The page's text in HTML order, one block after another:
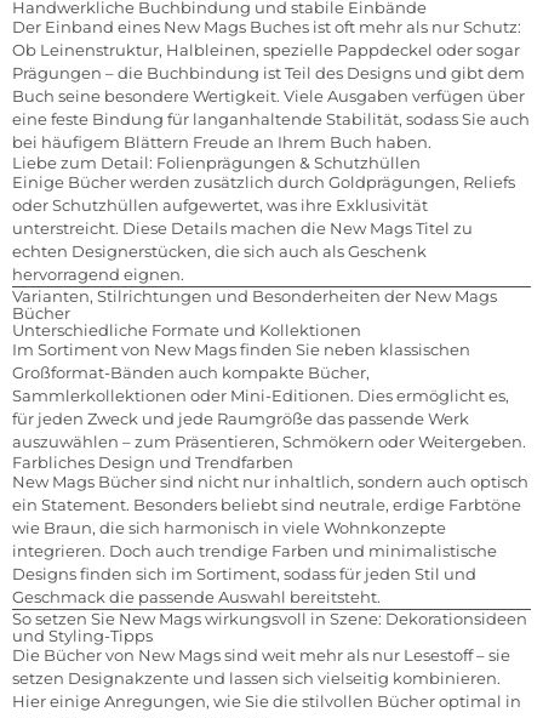
Handwerkliche Buchbindung und stabile Einbände
Der Einband eines New Mags Buches ist oft mehr als nur Schutz:
Ob Leinenstruktur, Halbleinen, spezielle Pappdeckel oder sogar
Prägungen – die Buchbindung ist Teil des Designs und gibt dem
Buch seine besondere Wertigkeit. Viele Ausgaben verfügen über
eine feste Bindung für langanhaltende Stabilität, sodass Sie auch
bei häufigem Blättern Freude an Ihrem Buch haben.
Liebe zum Detail: Folienprägungen & Schutzhüllen
Einige Bücher werden zusätzlich durch Goldprägungen, Reliefs
oder Schutzhüllen aufgewertet, was ihre Exklusivität
unterstreicht. Diese Details machen die New Mags Titel zu
echten Designerstücken, die sich auch als Geschenk
hervorragend eignen.
Varianten, Stilrichtungen und Besonderheiten der New Mags
Bücher
Unterschiedliche Formate und Kollektionen
Im Sortiment von New Mags finden Sie neben klassischen
Großformat-Bänden auch kompakte Bücher,
Sammlerkollektionen oder Mini-Editionen. Dies ermöglicht es,
für jeden Zweck und jede Raumgröße das passende Werk
auszuwählen – zum Präsentieren, Schmökern oder Weitergeben.
Farbliches Design und Trendfarben
New Mags Bücher sind nicht nur inhaltlich, sondern auch optisch
ein Statement. Besonders beliebt sind neutrale, erdige Farbtöne
wie Braun, die sich harmonisch in viele Wohnkonzepte
integrieren. Doch auch trendige Farben und minimalistische
Designs finden sich im Sortiment, sodass für jeden Stil und
Geschmack die passende Auswahl bereitsteht.
So setzen Sie New Mags wirkungsvoll in Szene: Dekorationsideen
und Styling-Tipps
Die Bücher von New Mags sind weit mehr als nur Lesestoff – sie
setzen Designakzente und lassen sich vielseitig kombinieren.
Hier einige Anregungen, wie Sie die stilvollen Bücher optimal in